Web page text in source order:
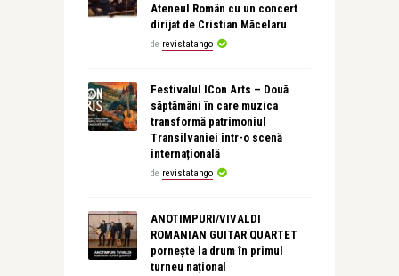
Ateneul Român cu un concert
dirijat de Cristian Măcelaru
de revistatango
Festivalul ICon Arts – Două
săptămâni în care muzica
transformă patrimoniul
Transilvaniei într-o scenă
internațională
de revistatango
ANOTIMPURI/VIVALDI
ROMANIAN GUITAR QUARTET
pornește la drum în primul
turneu național